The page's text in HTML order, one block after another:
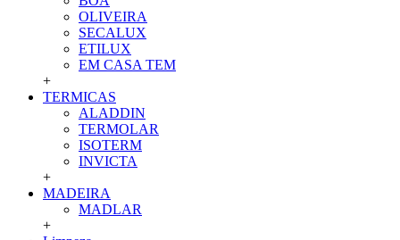
OLIVEIRA
SECALUX
ETILUX
EM CASA TEM
+
TERMICAS
ALADDIN
TERMOLAR
ISOTERM
INVICTA
+
MADEIRA
MADLAR
+